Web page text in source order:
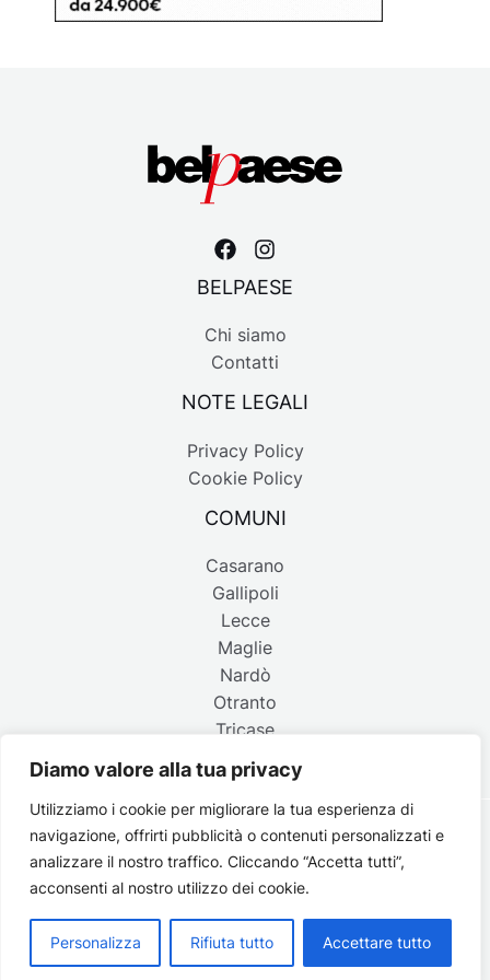
Diamo valore alla tua privacy
Utilizziamo i cookie per migliorare la tua esperienza di
navigazione, offrirti pubblicità o contenuti personalizzati e
analizzare il nostro traffico. Cliccando “Accetta tutti”,
acconsenti al nostro utilizzo dei cookie.
Personalizza Rifiuta tutto Accettare tutto
BELPAESE
Chi siamo
Contatti
NOTE LEGALI
Privacy Policy
Cookie Policy
COMUNI
Casarano
Gallipoli
Lecce
Maglie
Nardò
Otranto
Tricase
Copyright © 2026 Belpaese | Periodico d'informazione del
Salento - P.IVA 4637850753 - Testata registrata il 18 gennaio